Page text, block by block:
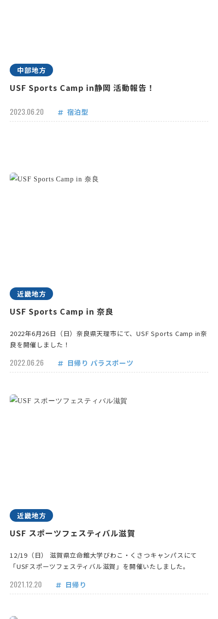
中部地方
USF Sports Camp in静岡 活動報告！
2023.06.20 宿泊型
近畿地方
USF Sports Camp in 奈良
2022年6月26日（日）奈良県天理市にて、USF Sports Camp in奈
良を開催しました！
2022.06.26 日帰り パラスポーツ
近畿地方
USF スポーツフェスティバル滋賀
12/19（日） 滋賀県立命館大学びわこ・くさつキャンパスにて
「USFスポーツフェスティバル滋賀」を開催いたしました。
2021.12.20 日帰り